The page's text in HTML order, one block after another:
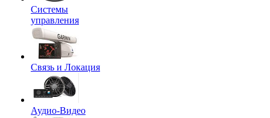
Системы
управления
Связь и Локация
Аудио-Видео